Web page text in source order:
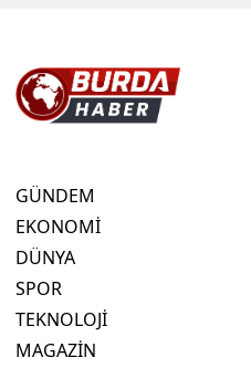
GÜNDEM
EKONOMİ
DÜNYA
SPOR
TEKNOLOJİ
MAGAZİN